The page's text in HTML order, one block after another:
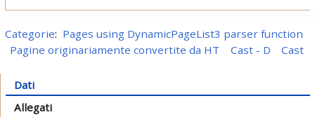
Categorie: Pages using DynamicPageList3 parser function
Pagine originariamente convertite da HT
Cast - D Cast
Dati
Allegati